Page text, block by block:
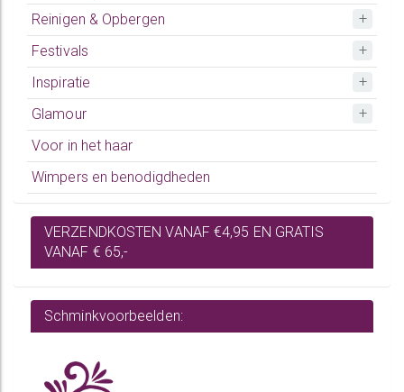
Reinigen & Opbergen
Festivals
Inspiratie
Glamour
Voor in het haar
Wimpers en benodigdheden
VERZENDKOSTEN VANAF €4,95 EN GRATIS
VANAF € 65,-
Schminkvoorbeelden: